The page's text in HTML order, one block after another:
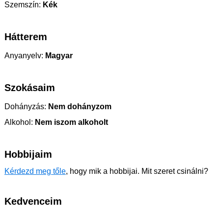
Szemszín: Kék
Hátterem
Anyanyelv: Magyar
Szokásaim
Dohányzás: Nem dohányzom
Alkohol: Nem iszom alkoholt
Hobbijaim
Kérdezd meg tőle, hogy mik a hobbijai. Mit szeret csinálni?
Kedvenceim